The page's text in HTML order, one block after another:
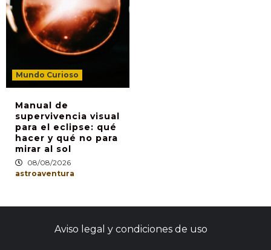
Mundo Curioso
Manual de
supervivencia visual
para el eclipse: qué
hacer y qué no para
mirar al sol
08/08/2026
astroaventura
Aviso legal y condiciones de uso